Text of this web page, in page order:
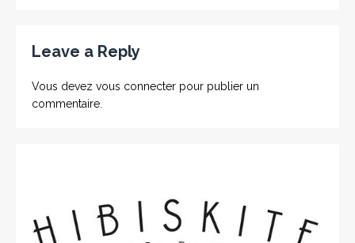
Leave a Reply
Vous devez vous connecter pour publier un
commentaire.